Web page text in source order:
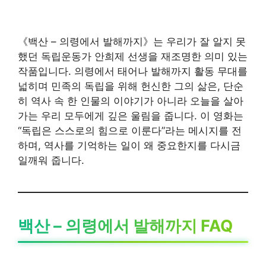
《백산 – 의령에서 발해까지》는 우리가 잘 알지 못
했던 독립운동가 안희제 선생을 재조명한 의미 있는
작품입니다. 의령에서 태어나 발해까지 활동 무대를
넓히며 민족의 독립을 위해 헌신한 그의 삶은, 단순
히 역사 속 한 인물의 이야기가 아니라 오늘을 살아
가는 우리 모두에게 깊은 울림을 줍니다. 이 영화는
“독립은 스스로의 힘으로 이룬다”라는 메시지를 전
하며, 역사를 기억하는 일이 왜 중요한지를 다시금
일깨워 줍니다.
백산 – 의령에서 발해까지 FAQ